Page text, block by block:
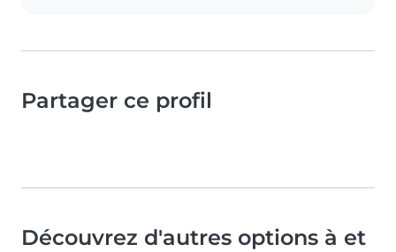
Partager ce profil
Découvrez d'autres options à et